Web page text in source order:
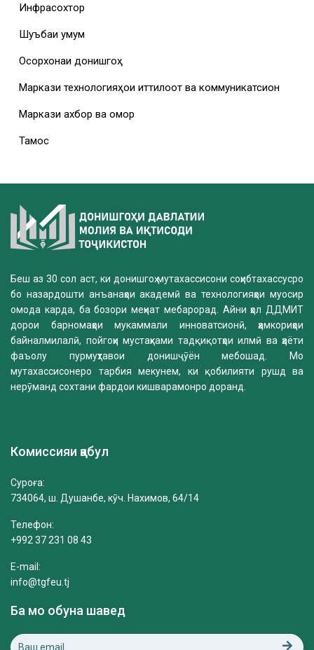
Инфрасохтор
Шуъбаи умумӣ
Осорхонаи донишгоҳ
Маркази технологияҳои иттилоотӣ ва коммуникатсионӣ
Маркази ахбор ва омор
Тамос
Беш аз 30 сол аст, ки донишгоҳ мутахассисони соҳибтахассусро
бо назардошти анъанаҳои академӣ ва технологияҳои муосир
омода карда, ба бозори меҳнат мебарорад. Айни ҳол ДДМИТ
дорои барномаҳои мукаммали инноватсионӣ, ҳамкориҳои
байналмилалӣ, пойгоҳи мустаҳками тадқиқотҳои илмӣ ва ҳаёти
фаъолу пурмуҳтавои донишҷӯён мебошад. Мо
мутахассисонеро тарбия мекунем, ки қобилияти рушд ва
нерӯманд сохтани фардои кишварамонро доранд.
Комиссияи қабул
Суроға:
734064, ш. Душанбе, кӯч. Нахимов, 64/14
Телефон:
+992 37 231 08 43
E-mail:
info@tgfeu.tj
Ба мо обуна шавед